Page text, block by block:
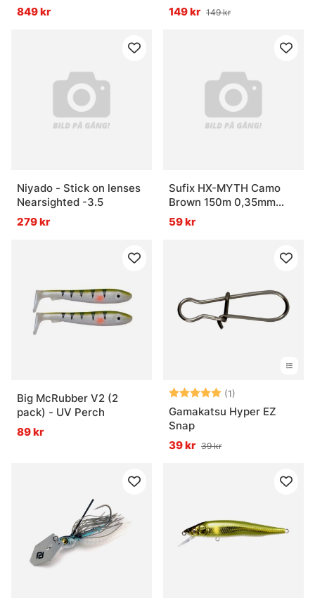
849 kr
149 kr 149 kr
Niyado - Stick on lenses
Nearsighted -3.5
279 kr
Sufix HX-MYTH Camo
Brown 150m 0,35mm
10,7kg
59 kr
Big McRubber V2 (2
pack) - UV Perch
89 kr
Betyg: (1)
Gamakatsu Hyper EZ
Snap
39 kr 39 kr